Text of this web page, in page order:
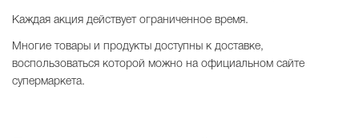
Каждая акция действует ограниченное время.
Многие товары и продукты доступны к доставке,
воспользоваться которой можно на официальном сайте
супермаркета.